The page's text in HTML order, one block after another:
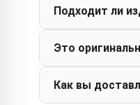
Подходит ли
Это
Как вы